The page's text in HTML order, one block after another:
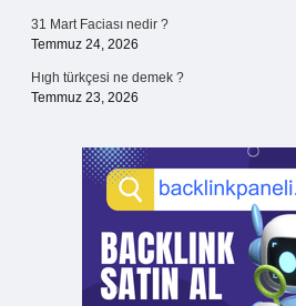
31 Mart Faciası nedir ?
Temmuz 24, 2026
Hıgh türkçesi ne demek ?
Temmuz 23, 2026